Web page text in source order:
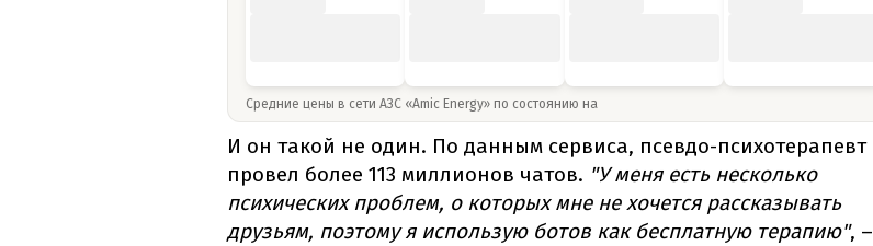
Средние цены в сети АЗС «Amic Energy» по состоянию на
И он такой не один. По данным сервиса, псевдо-психотерапевт
провел более 113 миллионов чатов. "У меня есть несколько
психических проблем, о которых мне не хочется рассказывать
друзьям, поэтому я использую ботов как бесплатную терапию", –